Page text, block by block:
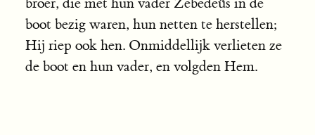
boot bezig waren, hun netten te herstellen;
Hij riep ook hen. Onmiddellijk verlieten ze
de boot en hun vader, en volgden Hem.